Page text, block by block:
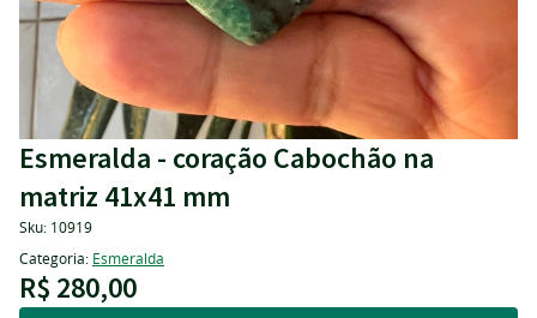
Esmeralda - coração Cabochão na
matriz 41x41 mm
Sku: 10919
Categoria: Esmeralda
R$ 280,00